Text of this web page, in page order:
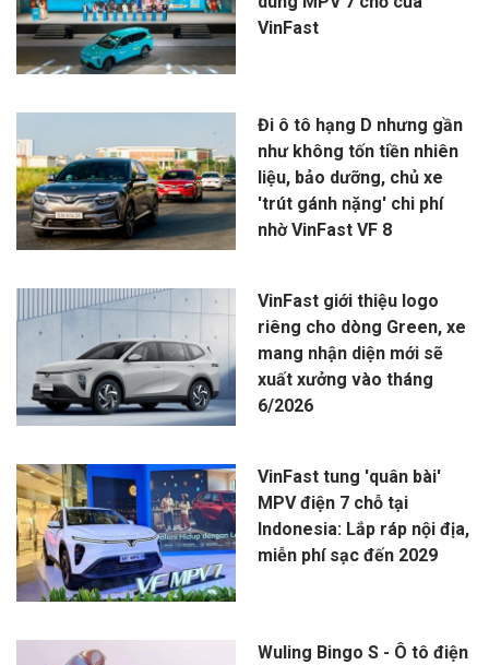
VinFast
Đi ô tô hạng D nhưng gần
như không tốn tiền nhiên
liệu, bảo dưỡng, chủ xe
'trút gánh nặng' chi phí
nhờ VinFast VF 8
VinFast giới thiệu logo
riêng cho dòng Green, xe
mang nhận diện mới sẽ
xuất xưởng vào tháng
6/2026
VinFast tung 'quân bài'
MPV điện 7 chỗ tại
Indonesia: Lắp ráp nội địa,
miễn phí sạc đến 2029
Wuling Bingo S - Ô tô điện